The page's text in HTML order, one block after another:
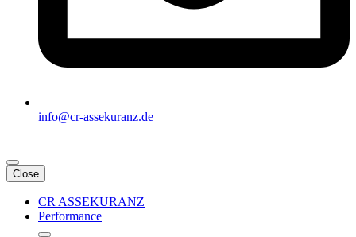
info@cr-assekuranz.de
Close
CR ASSEKURANZ
Performance